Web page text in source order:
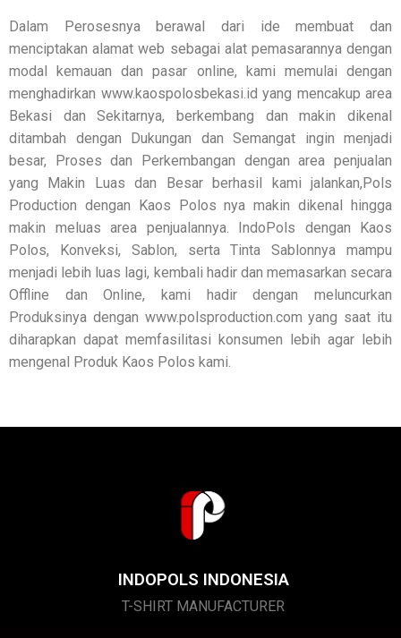
Dalam Perosesnya berawal dari ide membuat dan
menciptakan alamat web sebagai alat pemasarannya dengan
modal kemauan dan pasar online, kami memulai dengan
menghadirkan www.kaospolosbekasi.id yang mencakup area
Bekasi dan Sekitarnya, berkembang dan makin dikenal
ditambah dengan Dukungan dan Semangat ingin menjadi
besar, Proses dan Perkembangan dengan area penjualan
yang Makin Luas dan Besar berhasil kami jalankan,Pols
Production dengan Kaos Polos nya makin dikenal hingga
makin meluas area penjualannya. IndoPols dengan Kaos
Polos, Konveksi, Sablon, serta Tinta Sablonnya mampu
menjadi lebih luas lagi, kembali hadir dan memasarkan secara
Offline dan Online, kami hadir dengan meluncurkan
Produksinya dengan www.polsproduction.com yang saat itu
diharapkan dapat memfasilitasi konsumen lebih agar lebih
mengenal Produk Kaos Polos kami.
INDOPOLS INDONESIA
T-SHIRT MANUFACTURER